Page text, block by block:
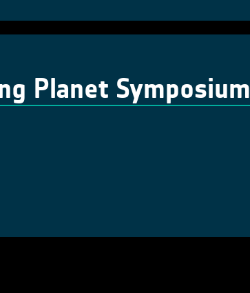
Planet Symposium